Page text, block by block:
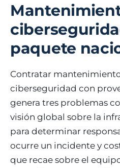
paquete
Contratar
ciberseguridad con
genera tres problemas
visión global sobre la
para determinar
ocurre un incidente y
que recae sobre el